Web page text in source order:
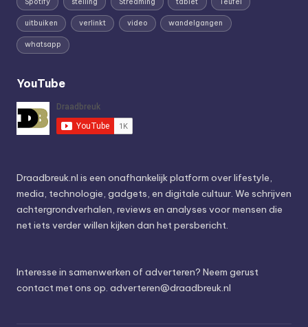
uitbuiken verlinkt video wandelgangen
whatsapp
YouTube
Draadbreuk.nl is een onafhankelijk platform over lifestyle,
media, technologie, gadgets, en digitale cultuur. We schrijven
achtergrondverhalen, reviews en analyses voor mensen die
net iets verder willen kijken dan het persbericht.
Interesse in samenwerken of adverteren? Neem gerust
contact met ons op. adverteren@draadbreuk.nl